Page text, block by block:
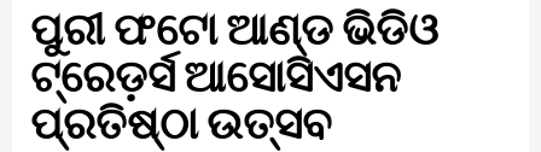
ପୁରୀ ଫଟୋ ଆଣ୍ଡ ଭିଡିଓ
ଟ୍ରେଡ଼ର୍ସ ଆସୋସିଏସନ
ପ୍ରତିଷ୍ଠା ଉତ୍ସବ